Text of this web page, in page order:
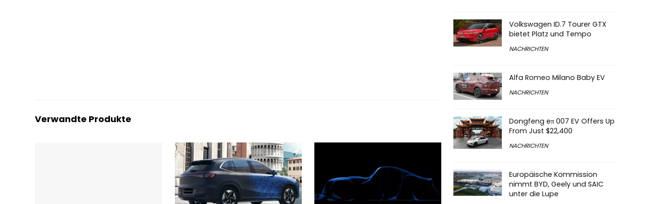
Verwandte Produkte
Volkswagen ID.7 Tourer GTX
bietet Platz und Tempo
NACHRICHTEN
Alfa Romeo Milano Baby EV
NACHRICHTEN
Dongfeng eπ 007 EV Offers Up
From Just $22,400
NACHRICHTEN
Europäische Kommission
nimmt BYD, Geely und SAIC
unter die Lupe